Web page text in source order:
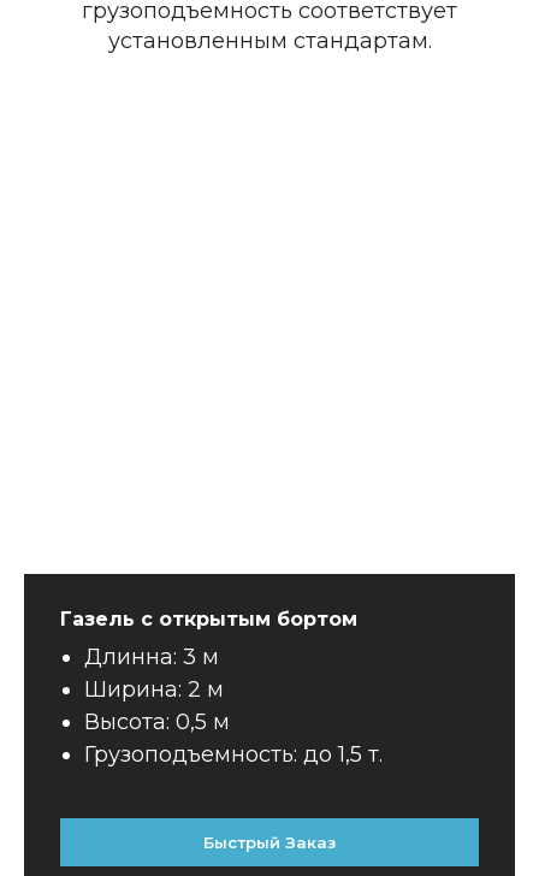
грузоподъемность соответствует
установленным стандартам.
Газель с открытым бортом
Длинна: 3 м
Ширина: 2 м
Высота: 0,5 м
Грузоподъемность: до 1,5 т.
Быстрый Заказ